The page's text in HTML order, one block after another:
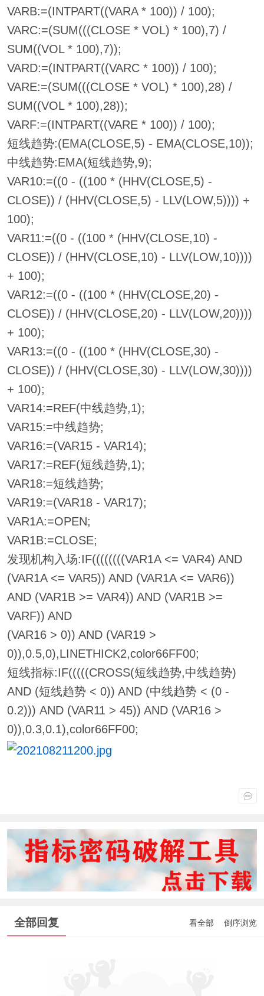
VARB:=(INTPART((VARA * 100)) / 100);
VARC:=(SUM(((CLOSE * VOL) * 100),7) /
SUM((VOL * 100),7));
VARD:=(INTPART((VARC * 100)) / 100);
VARE:=(SUM(((CLOSE * VOL) * 100),28) /
SUM((VOL * 100),28));
VARF:=(INTPART((VARE * 100)) / 100);
短线趋势:(EMA(CLOSE,5) - EMA(CLOSE,10));
中线趋势:EMA(短线趋势,9);
VAR10:=((0 - ((100 * (HHV(CLOSE,5) -
CLOSE)) / (HHV(CLOSE,5) - LLV(LOW,5)))) +
100);
VAR11:=((0 - ((100 * (HHV(CLOSE,10) -
CLOSE)) / (HHV(CLOSE,10) - LLV(LOW,10))))
+ 100);
VAR12:=((0 - ((100 * (HHV(CLOSE,20) -
CLOSE)) / (HHV(CLOSE,20) - LLV(LOW,20))))
+ 100);
VAR13:=((0 - ((100 * (HHV(CLOSE,30) -
CLOSE)) / (HHV(CLOSE,30) - LLV(LOW,30))))
+ 100);
VAR14:=REF(中线趋势,1);
VAR15:=中线趋势;
VAR16:=(VAR15 - VAR14);
VAR17:=REF(短线趋势,1);
VAR18:=短线趋势;
VAR19:=(VAR18 - VAR17);
VAR1A:=OPEN;
VAR1B:=CLOSE;
发现机构入场:IF((((((((VAR1A <= VAR4) AND
(VAR1A <= VAR5)) AND (VAR1A <= VAR6))
AND (VAR1B >= VAR4)) AND (VAR1B >=
VARF)) AND
(VAR16 > 0)) AND (VAR19 >
0)),0.5,0),LINETHICK2,color66FF00;
短线指标:IF(((((CROSS(短线趋势,中线趋势)
AND (短线趋势 < 0)) AND (中线趋势 < (0 -
0.2))) AND (VAR11 > 45)) AND (VAR16 >
0)),0.3,0.1),color66FF00;
全部回复 看全部 倒序浏览